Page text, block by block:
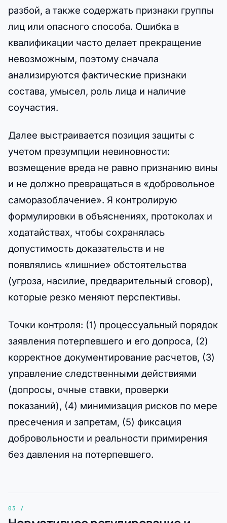
разбой, а также содержать признаки группы
лиц или опасного способа. Ошибка в
квалификации часто делает прекращение
невозможным, поэтому сначала
анализируются фактические признаки
состава, умысел, роль лица и наличие
соучастия.
Далее выстраивается позиция защиты с
учетом презумпции невиновности:
возмещение вреда не равно признанию вины
и не должно превращаться в «добровольное
саморазоблачение». Я контролирую
формулировки в объяснениях, протоколах и
ходатайствах, чтобы сохранялась
допустимость доказательств и не
появлялись «лишние» обстоятельства
(угроза, насилие, предварительный сговор),
которые резко меняют перспективы.
Точки контроля: (1) процессуальный порядок
заявления потерпевшего и его допроса, (2)
корректное документирование расчетов, (3)
управление следственными действиями
(допросы, очные ставки, проверки
показаний), (4) минимизация рисков по мере
пресечения и запретам, (5) фиксация
добровольности и реальности примирения
без давления на потерпевшего.